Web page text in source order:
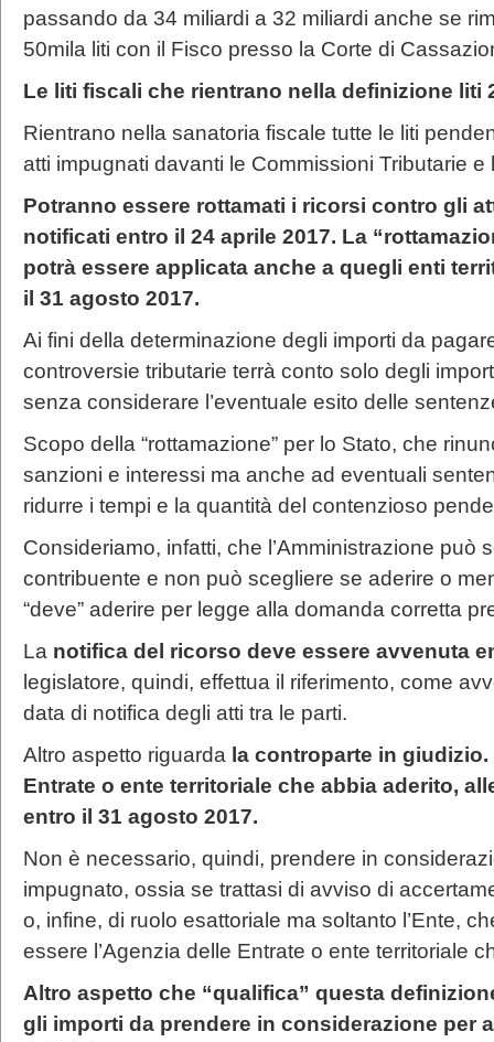
passando da 34 miliardi a 32 miliardi anche se
50mila liti con il Fisco presso la Corte di
Le liti fiscali che rientrano nella definizione liti
Rientrano nella sanatoria fiscale tutte le liti
atti impugnati davanti le Commissioni Tributarie
Potranno essere rottamati i ricorsi contro gli
notificati entro il 24 aprile 2017. La
potrà essere applicata anche a quegli enti
il 31 agosto 2017.
Ai fini della determinazione degli importi da
controversie tributarie terrà conto solo degli
senza considerare l’eventuale esito delle
Scopo della “rottamazione” per lo Stato, che
sanzioni e interessi ma anche ad eventuali
ridurre i tempi e la quantità del contenzioso
Consideriamo, infatti, che l’Amministrazione può
contribuente e non può scegliere se aderire o
“deve” aderire per legge alla domanda corretta
La notifica del ricorso deve essere avvenuta
legislatore, quindi, effettua il riferimento, come
data di notifica degli atti tra le parti.
Altro aspetto riguarda la controparte in
Entrate o ente territoriale che abbia aderito,
entro il 31 agosto 2017.
Non è necessario, quindi, prendere in
impugnato, ossia se trattasi di avviso di
o, infine, di ruolo esattoriale ma soltanto l’Ente,
essere l’Agenzia delle Entrate o ente territoriale
Altro aspetto che “qualifica” questa
gli importi da prendere in considerazione per